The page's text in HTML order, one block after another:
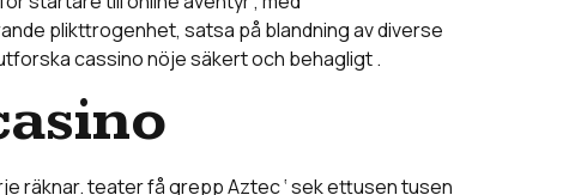
plikttrogenhet, satsa på blandning av diverse
cassino nöje säkert och behagligt .
räknar. teater få grepp Aztec ‘ sek ettusen tusen